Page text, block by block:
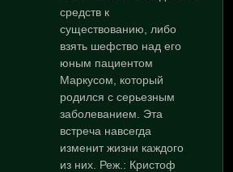
средств к
существованию, либо
взять шефство над его
юным пациентом
Маркусом, который
родился с серьезным
заболеванием. Эта
встреча навсегда
изменит жизни каждого
из них. Реж.: Кристоф